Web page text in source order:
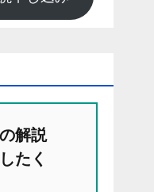
解説
たく